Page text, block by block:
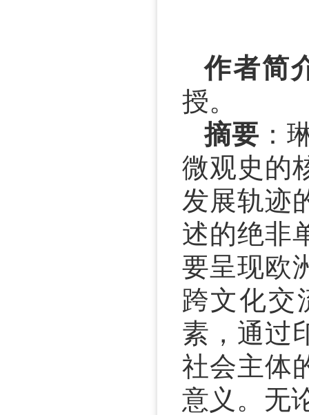
作者简
授。
摘要 ：
微观史的
发展轨迹
述的绝非
要呈现欧
跨文化交
素，通过
社会主体
意义。无